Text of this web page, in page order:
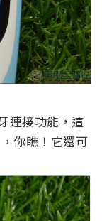
連接功能，這
你瞧！它還可